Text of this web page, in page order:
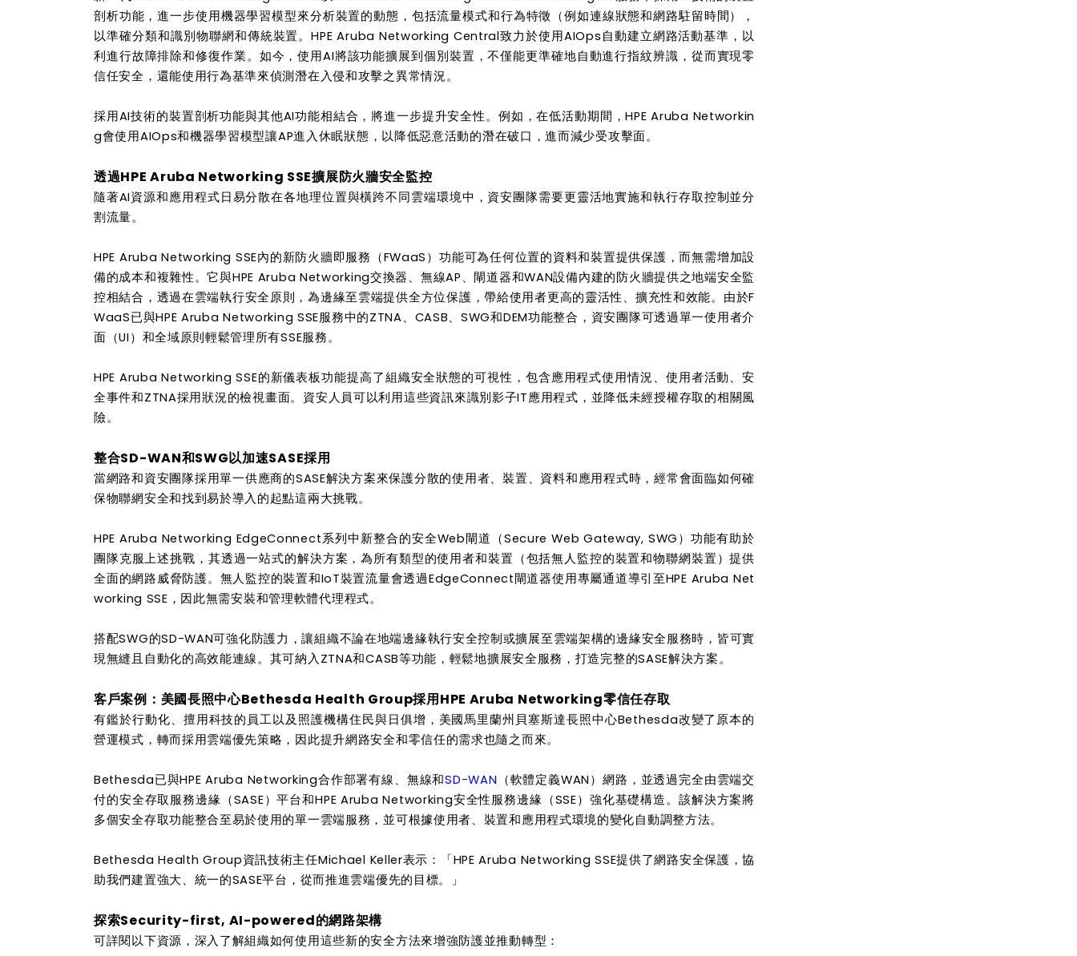
剖析功能，進一步使用機器學習模型來分析裝置的動態，包括流量模式和行為特徵（例如連線狀態和網路駐留時間），
以準確分類和識別物聯網和傳統裝置。HPE Aruba Networking Central致力於使用AIOps自動建立網路活動基準，以
利進行故障排除和修復作業。如今，使用AI將該功能擴展到個別裝置，不僅能更準確地自動進行指紋辨識，從而實現零
信任安全，還能使用行為基準來偵測潛在入侵和攻擊之異常情況。
採用AI技術的裝置剖析功能與其他AI功能相結合，將進一步提升安全性。例如，在低活動期間，HPE Aruba Networkin
g會使用AIOps和機器學習模型讓AP進入休眠狀態，以降低惡意活動的潛在破口，進而減少受攻擊面。
透過HPE Aruba Networking SSE擴展防火牆安全監控
隨著AI資源和應用程式日易分散在各地理位置與橫跨不同雲端環境中，資安團隊需要更靈活地實施和執行存取控制並分
割流量。
HPE Aruba Networking SSE內的新防火牆即服務（FWaaS）功能可為任何位置的資料和裝置提供保護，而無需增加設
備的成本和複雜性。它與HPE Aruba Networking交換器、無線AP、閘道器和WAN設備內建的防火牆提供之地端安全監
控相結合，透過在雲端執行安全原則，為邊緣至雲端提供全方位保護，帶給使用者更高的靈活性、擴充性和效能。由於F
WaaS已與HPE Aruba Networking SSE服務中的ZTNA、CASB、SWG和DEM功能整合，資安團隊可透過單一使用者介
面（UI）和全域原則輕鬆管理所有SSE服務。
HPE Aruba Networking SSE的新儀表板功能提高了組織安全狀態的可視性，包含應用程式使用情況、使用者活動、安
全事件和ZTNA採用狀況的檢視畫面。資安人員可以利用這些資訊來識別影子IT應用程式，並降低未經授權存取的相關風
險。
整合SD-WAN和SWG以加速SASE採用
當網路和資安團隊採用單一供應商的SASE解決方案來保護分散的使用者、裝置、資料和應用程式時，經常會面臨如何確
保物聯網安全和找到易於導入的起點這兩大挑戰。
HPE Aruba Networking EdgeConnect系列中新整合的安全Web閘道（Secure Web Gateway, SWG）功能有助於
團隊克服上述挑戰，其透過一站式的解決方案，為所有類型的使用者和裝置（包括無人監控的裝置和物聯網裝置）提供
全面的網路威脅防護。無人監控的裝置和IoT裝置流量會透過EdgeConnect閘道器使用專屬通道導引至HPE Aruba Net
working SSE，因此無需安裝和管理軟體代理程式。
搭配SWG的SD-WAN可強化防護力，讓組織不論在地端邊緣執行安全控制或擴展至雲端架構的邊緣安全服務時，皆可實
現無縫且自動化的高效能連線。其可納入ZTNA和CASB等功能，輕鬆地擴展安全服務，打造完整的SASE解決方案。
客戶案例：美國長照中心Bethesda Health Group採用HPE Aruba Networking零信任存取
有鑑於行動化、擅用科技的員工以及照護機構住民與日俱增，美國馬里蘭州貝塞斯達長照中心Bethesda改變了原本的
營運模式，轉而採用雲端優先策略，因此提升網路安全和零信任的需求也隨之而來。
Bethesda已與HPE Aruba Networking合作部署有線、無線和SD-WAN （軟體定義WAN）網路，並透過完全由雲端交
付的安全存取服務邊緣（SASE）平台和HPE Aruba Networking安全性服務邊緣（SSE）強化基礎構造。該解決方案將
多個安全存取功能整合至易於使用的單一雲端服務，並可根據使用者、裝置和應用程式環境的變化自動調整方法。
Bethesda Health Group資訊技術主任Michael Keller表示：「HPE Aruba Networking SSE提供了網路安全保護，協
助我們建置強大、統一的SASE平台，從而推進雲端優先的目標。」
探索Security-first, AI-powered的網路架構
可詳閱以下資源，深入了解組織如何使用這些新的安全方法來增強防護並推動轉型：